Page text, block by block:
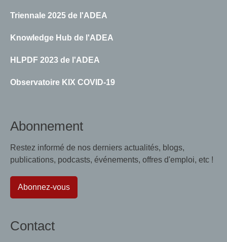
Triennale 2025 de l'ADEA
Knowledge Hub de l'ADEA
HLPDF 2023 de l'ADEA
Observatoire KIX COVID-19
Abonnement
Restez informé de nos derniers actualités, blogs,
publications, podcasts, événements, offres d'emploi, etc !
Abonnez-vous
Contact